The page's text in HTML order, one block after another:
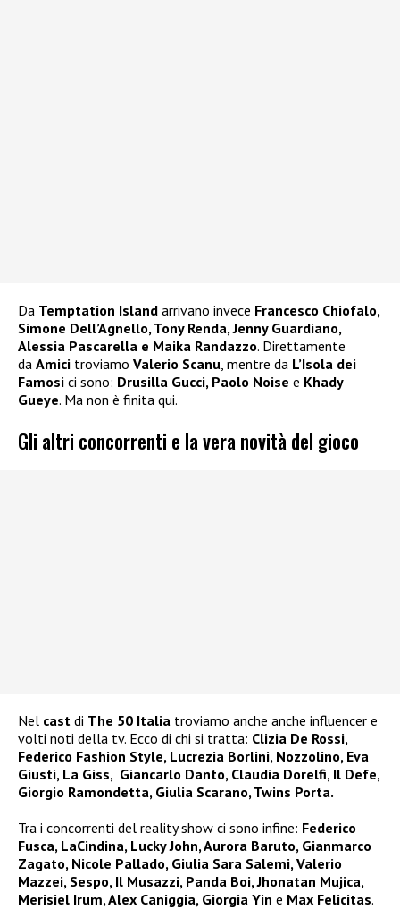
Da Temptation Island arrivano invece Francesco Chiofalo,
Simone Dell’Agnello, Tony Renda, Jenny Guardiano,
Alessia Pascarella e Maika Randazzo. Direttamente
da Amici troviamo Valerio Scanu, mentre da L’Isola dei
Famosi ci sono: Drusilla Gucci, Paolo Noise e Khady
Gueye. Ma non è finita qui.
Gli altri concorrenti e la vera novità del gioco
Nel cast di The 50 Italia troviamo anche anche influencer e
volti noti della tv. Ecco di chi si tratta: Clizia De Rossi,
Federico Fashion Style, Lucrezia Borlini, Nozzolino, Eva
Giusti, La Giss, Giancarlo Danto, Claudia Dorelfi, Il Defe,
Giorgio Ramondetta, Giulia Scarano, Twins Porta.
Tra i concorrenti del reality show ci sono infine: Federico
Fusca, LaCindina, Lucky John, Aurora Baruto, Gianmarco
Zagato, Nicole Pallado, Giulia Sara Salemi, Valerio
Mazzei, Sespo, Il Musazzi, Panda Boi, Jhonatan Mujica,
Merisiel Irum, Alex Caniggia, Giorgia Yin e Max Felicitas.